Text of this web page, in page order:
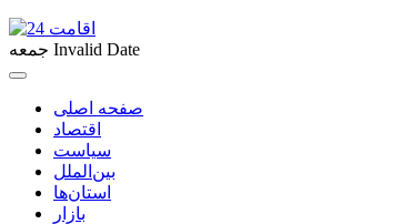
جمعه Invalid Date
صفحه اصلی
اقتصاد
سیاست
بین‌الملل
استان‌ها
بازار